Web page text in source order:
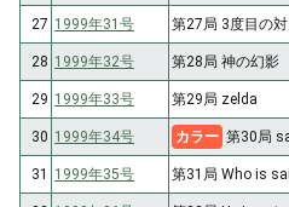
27 1999年31号 第27局 3度目の
28 1999年32号 第28局 神の幻影
29 1999年33号 第29局 zelda
30 1999年34号 カラー 第30局
31 1999年35号 第31局 Who is